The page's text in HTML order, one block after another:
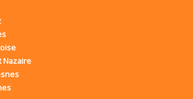
Nazaire